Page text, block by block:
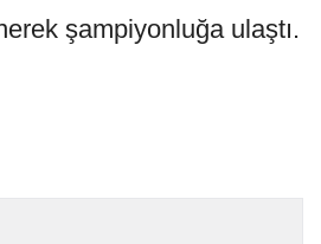
şampiyonluğa ulaştı.